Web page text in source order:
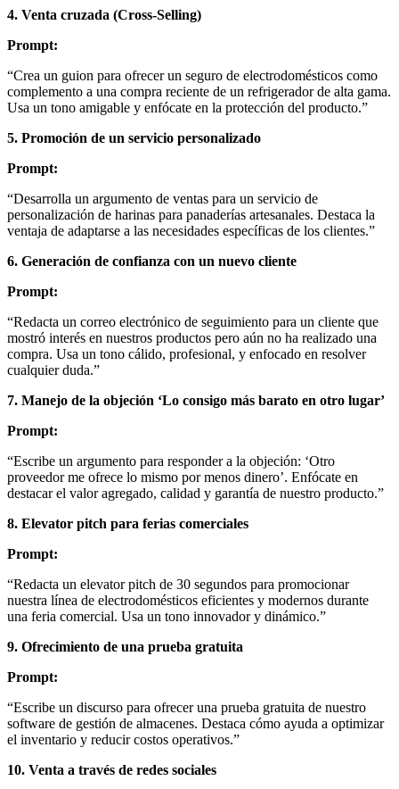
4. Venta cruzada (Cross-Selling)
Prompt:
“Crea un guion para ofrecer un seguro de electrodomésticos como
complemento a una compra reciente de un refrigerador de alta gama.
Usa un tono amigable y enfócate en la protección del producto.”
5. Promoción de un servicio personalizado
Prompt:
“Desarrolla un argumento de ventas para un servicio de
personalización de harinas para panaderías artesanales. Destaca la
ventaja de adaptarse a las necesidades específicas de los clientes.”
6. Generación de confianza con un nuevo cliente
Prompt:
“Redacta un correo electrónico de seguimiento para un cliente que
mostró interés en nuestros productos pero aún no ha realizado una
compra. Usa un tono cálido, profesional, y enfocado en resolver
cualquier duda.”
7. Manejo de la objeción ‘Lo consigo más barato en otro lugar’
Prompt:
“Escribe un argumento para responder a la objeción: ‘Otro
proveedor me ofrece lo mismo por menos dinero’. Enfócate en
destacar el valor agregado, calidad y garantía de nuestro producto.”
8. Elevator pitch para ferias comerciales
Prompt:
“Redacta un elevator pitch de 30 segundos para promocionar
nuestra línea de electrodomésticos eficientes y modernos durante
una feria comercial. Usa un tono innovador y dinámico.”
9. Ofrecimiento de una prueba gratuita
Prompt:
“Escribe un discurso para ofrecer una prueba gratuita de nuestro
software de gestión de almacenes. Destaca cómo ayuda a optimizar
el inventario y reducir costos operativos.”
10. Venta a través de redes sociales